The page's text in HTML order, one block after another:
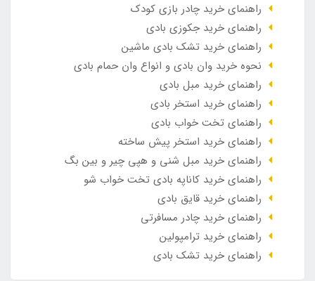
راهنمای خرید چادر بازی کودک
راهنمای خرید جکوزی بادی
راهنمای خرید تشک بادی ماشین
نحوه خرید وان بادی و انواع وان حمام بادی
راهنمای خرید مبل بادی
راهنمای خرید استخر بادی
راهنمای تخت خواب بادی
راهنمای خرید استخر پیش ساخته
راهنمای خرید مبل شنی و هپی چیر و بین بگ
راهنمای خرید کاناپه بادی تخت خواب شو
راهنمای خرید قایق بادی
راهنمای خرید چادر مسافرتی
راهنمای خرید ترامپولین
راهنمای خرید تشک بادی